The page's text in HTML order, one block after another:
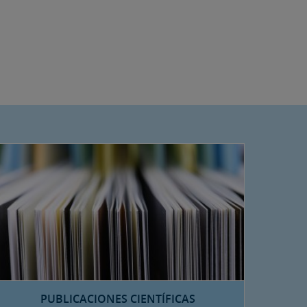
PUBLICACIONES CIENTÍFICAS